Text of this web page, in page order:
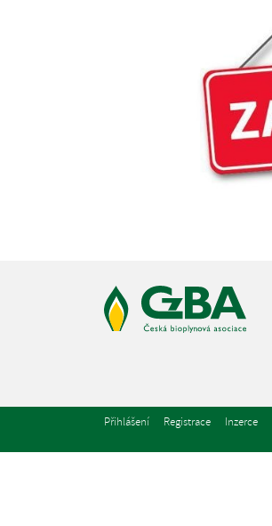
Přihlášení Registrace Inzerce